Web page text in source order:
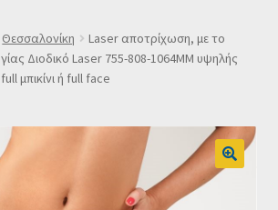
στο Newsletter του Dealistas.gr
Θεσσαλονίκη
Laser αποτρίχωση, με το
Διοδικό Laser 755-808-1064MM υψηλής
μπικίνι ή full face